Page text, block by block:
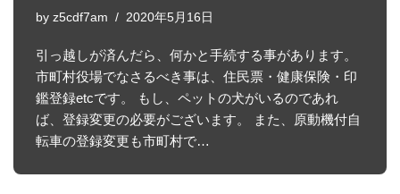
by z5cdf7am 2020年5月16日
引っ越しが済んだら、何かと手続する事があります。
市町村役場でなさるべき事は、住民票・健康保険・印
鑑登録etcです。 もし、ペットの犬がいるのであれ
ば、登録変更の必要がございます。 また、原動機付自
転車の登録変更も市町村で…